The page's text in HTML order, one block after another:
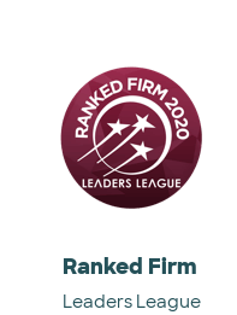
Ranked Firm
Leaders League